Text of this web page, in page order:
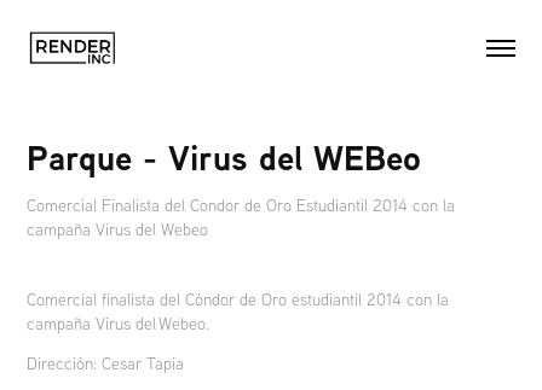
Parque - Virus del WEBeo
Comercial Finalista del Condor de Oro Estudiantil 2014 con la
campaña Virus del Webeo
Comercial finalista del Cóndor de Oro estudiantil 2014 con la
campaña Virus del Webeo.
Dirección: Cesar Tapia